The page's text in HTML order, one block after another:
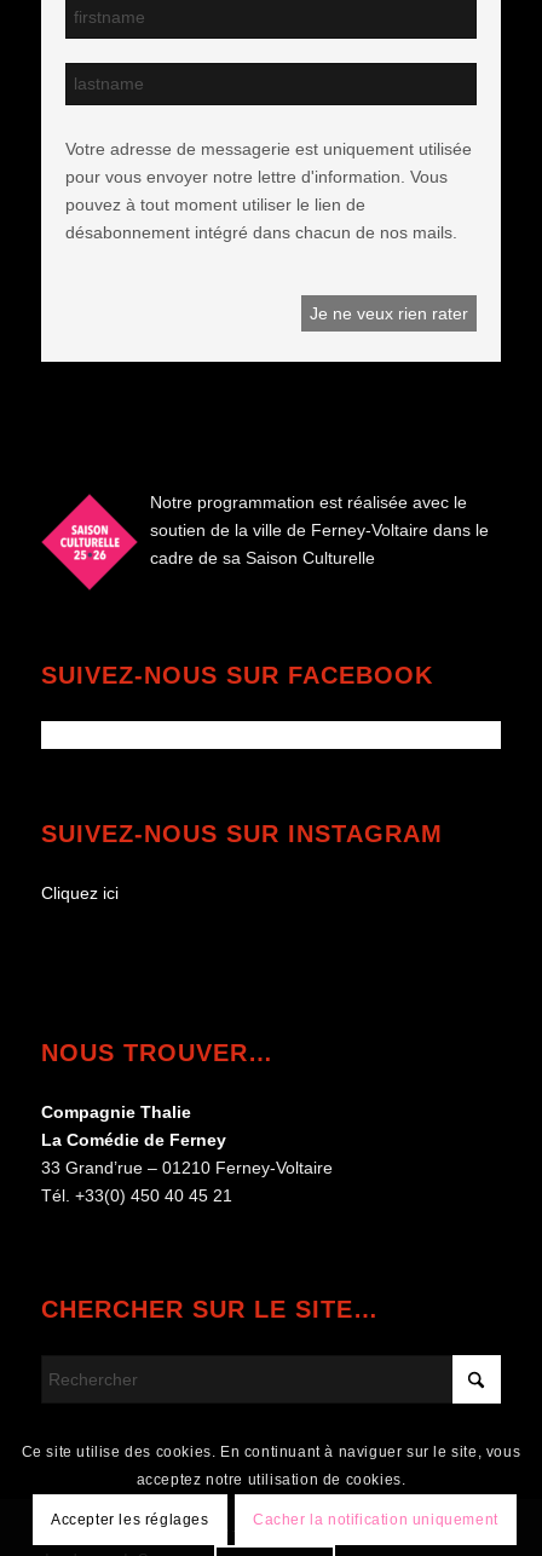
Votre adresse de messagerie est uniquement utilisée
pour vous envoyer notre lettre d'information. Vous
pouvez à tout moment utiliser le lien de
désabonnement intégré dans chacun de nos mails.
Notre programmation est réalisée avec le
soutien de la ville de Ferney-Voltaire dans le
cadre de sa Saison Culturelle
SUIVEZ-NOUS SUR FACEBOOK
SUIVEZ-NOUS SUR INSTAGRAM
Cliquez ici
NOUS TROUVER…
Compagnie Thalie
La Comédie de Ferney
33 Grand’rue – 01210 Ferney-Voltaire
Tél. +33(0) 450 40 45 21
CHERCHER SUR LE SITE…
© Copyright - Compagnie Thalie - Compagnie de théâtre à Ferney-Voltaire
Ce site utilise des cookies. En continuant à naviguer sur le site, vous
acceptez notre utilisation de cookies.
Accepter les réglages Cacher la notification uniquement